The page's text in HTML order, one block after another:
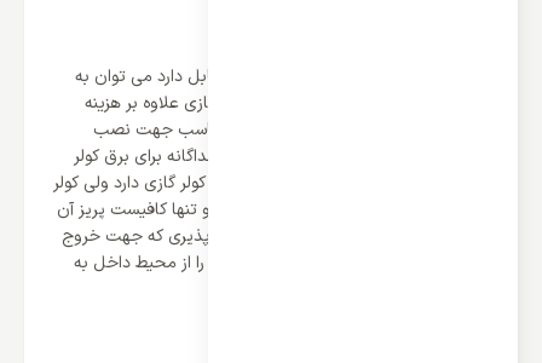
از مهم ترین مزیت هایی که کولر گازی پرتابل دارد می توان به
سهولت در نصب آن اشاره کرد.نصب کولر گازی علاوه بر هزینه
های نسبتا بالایی که دارد نیاز به محلی مناسب جهت نصب
کمپرسور دارد همچنین نیاز به سیم کشی جداگانه برای برق کولر
دارد و… که اینها همه مشکلاتی هستند که کولر گازی دارد ولی کولر
گازی پرتابل نیاز به نصب تخصصی ندارد و تنها کافیست پریز آن
را به برق متصل نمایید و لوله ی انعطاف پذیری که جهت خروج
هوای داغ کمپرسور در نظر گرفته شده است را از محیط داخل به